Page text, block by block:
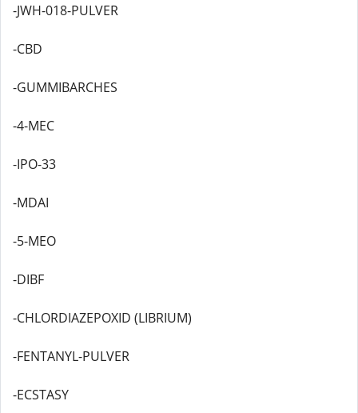
-JWH-018-PULVER
-CBD
-GUMMIBARCHES
-4-MEC
-IPO-33
-MDAI
-5-MEO
-DIBF
-CHLORDIAZEPOXID (LIBRIUM)
-FENTANYL-PULVER
-ECSTASY